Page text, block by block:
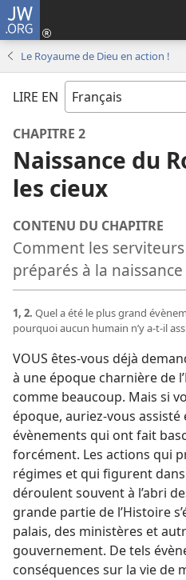
JW.ORG
Le Royaume de Dieu en action !
LIRE EN
CHAPITRE 2
Naissance du
les cieux
CONTENU DU CHAPITRE
Comment les
préparés à la
1, 2. Quel a été le plus grand
pourquoi aucun humain n’y a-​t-​il
VOUS êtes-​vous déjà
à une époque charnière de
comme beaucoup. Mais si
époque, auriez-​vous
évènements qui ont fait
forcément. Les actions qui
régimes et qui figurent
déroulent souvent à l’abri
grande partie de l’Histoire
palais, des ministères et
gouvernement. De tels
conséquences sur la vie de